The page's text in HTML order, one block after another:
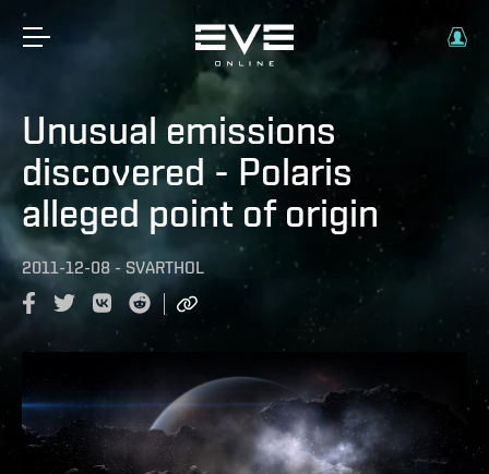
Unusual emissions
discovered - Polaris
alleged point of origin
2011-12-08 - SVARTHOL